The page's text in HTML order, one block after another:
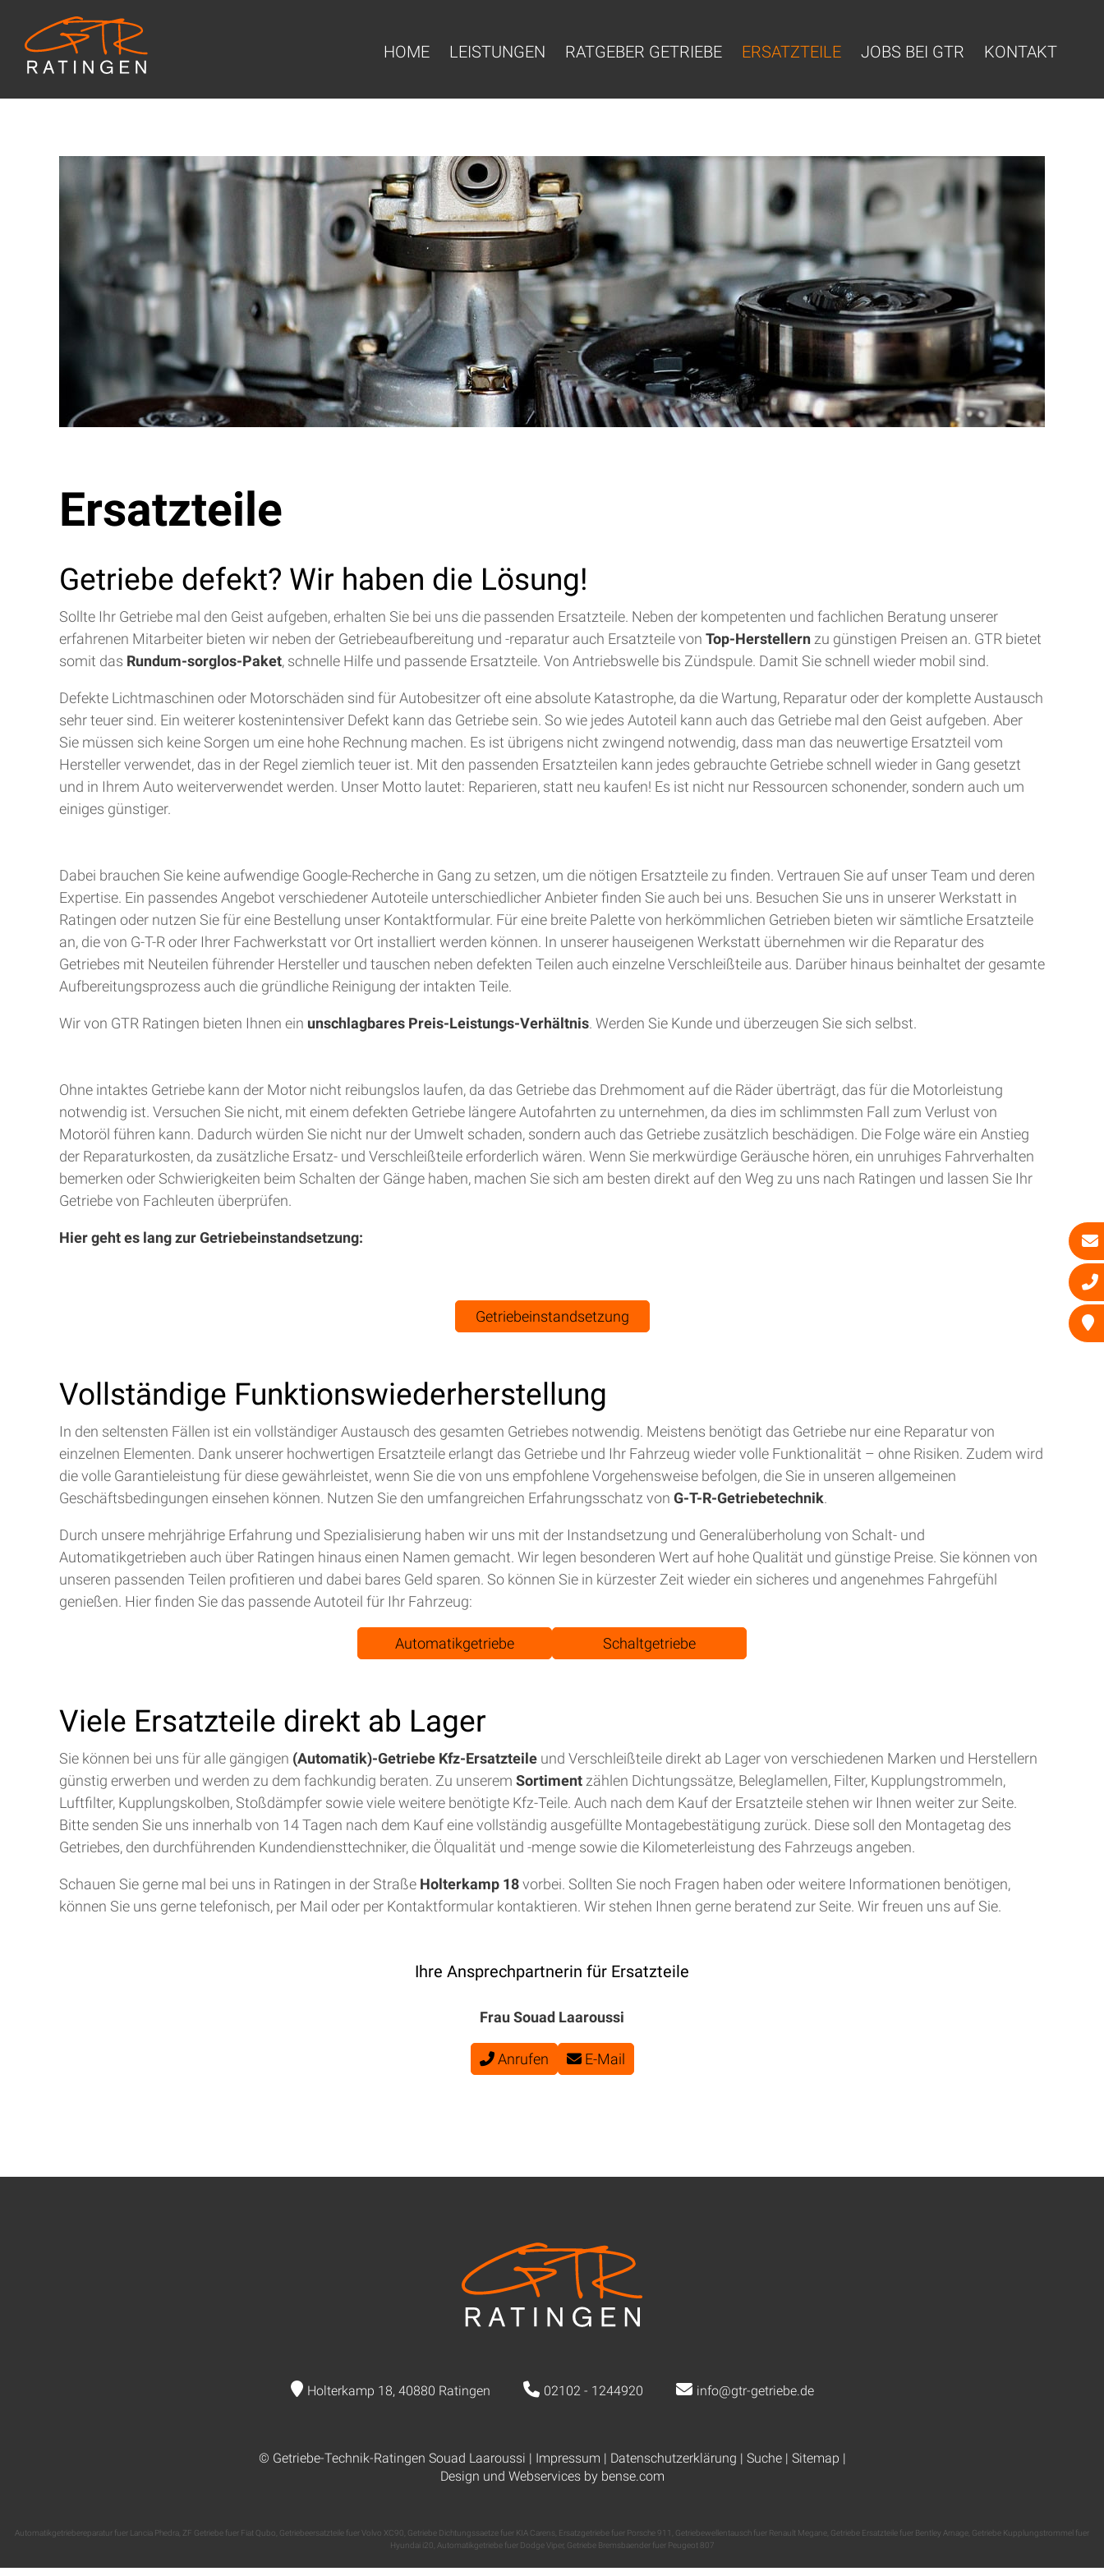
HOME LEISTUNGEN RATGEBER GETRIEBE ERSATZTEILE JOBS BEI GTR KONTAKT
Ersatzteile
Getriebe defekt? Wir haben die Lösung!
Sollte Ihr Getriebe mal den Geist aufgeben, erhalten Sie bei uns die passenden Ersatzteile. Neben der kompetenten und fachlichen Beratung unserer
erfahrenen Mitarbeiter bieten wir neben der Getriebeaufbereitung und -reparatur auch Ersatzteile von Top-Herstellern zu günstigen Preisen an. GTR bietet
somit das Rundum-sorglos-Paket, schnelle Hilfe und passende Ersatzteile. Von Antriebswelle bis Zündspule. Damit Sie schnell wieder mobil sind.
Defekte Lichtmaschinen oder Motorschäden sind für Autobesitzer oft eine absolute Katastrophe, da die Wartung, Reparatur oder der komplette Austausch
sehr teuer sind. Ein weiterer kostenintensiver Defekt kann das Getriebe sein. So wie jedes Autoteil kann auch das Getriebe mal den Geist aufgeben. Aber
Sie müssen sich keine Sorgen um eine hohe Rechnung machen. Es ist übrigens nicht zwingend notwendig, dass man das neuwertige Ersatzteil vom
Hersteller verwendet, das in der Regel ziemlich teuer ist. Mit den passenden Ersatzteilen kann jedes gebrauchte Getriebe schnell wieder in Gang gesetzt
und in Ihrem Auto weiterverwendet werden. Unser Motto lautet: Reparieren, statt neu kaufen! Es ist nicht nur Ressourcen schonender, sondern auch um
einiges günstiger.
Dabei brauchen Sie keine aufwendige Google-Recherche in Gang zu setzen, um die nötigen Ersatzteile zu finden. Vertrauen Sie auf unser Team und deren
Expertise. Ein passendes Angebot verschiedener Autoteile unterschiedlicher Anbieter finden Sie auch bei uns. Besuchen Sie uns in unserer Werkstatt in
Ratingen oder nutzen Sie für eine Bestellung unser Kontaktformular. Für eine breite Palette von herkömmlichen Getrieben bieten wir sämtliche Ersatzteile
an, die von G-T-R oder Ihrer Fachwerkstatt vor Ort installiert werden können. In unserer hauseigenen Werkstatt übernehmen wir die Reparatur des
Getriebes mit Neuteilen führender Hersteller und tauschen neben defekten Teilen auch einzelne Verschleißteile aus. Darüber hinaus beinhaltet der gesamte
Aufbereitungsprozess auch die gründliche Reinigung der intakten Teile.
Wir von GTR Ratingen bieten Ihnen ein unschlagbares Preis-Leistungs-Verhältnis. Werden Sie Kunde und überzeugen Sie sich selbst.
Ohne intaktes Getriebe kann der Motor nicht reibungslos laufen, da das Getriebe das Drehmoment auf die Räder überträgt, das für die Motorleistung
notwendig ist. Versuchen Sie nicht, mit einem defekten Getriebe längere Autofahrten zu unternehmen, da dies im schlimmsten Fall zum Verlust von
Motoröl führen kann. Dadurch würden Sie nicht nur der Umwelt schaden, sondern auch das Getriebe zusätzlich beschädigen. Die Folge wäre ein Anstieg
der Reparaturkosten, da zusätzliche Ersatz- und Verschleißteile erforderlich wären. Wenn Sie merkwürdige Geräusche hören, ein unruhiges Fahrverhalten
bemerken oder Schwierigkeiten beim Schalten der Gänge haben, machen Sie sich am besten direkt auf den Weg zu uns nach Ratingen und lassen Sie Ihr
Getriebe von Fachleuten überprüfen.
Hier geht es lang zur Getriebeinstandsetzung:
Getriebeinstandsetzung
Vollständige Funktionswiederherstellung
In den seltensten Fällen ist ein vollständiger Austausch des gesamten Getriebes notwendig. Meistens benötigt das Getriebe nur eine Reparatur von
einzelnen Elementen. Dank unserer hochwertigen Ersatzteile erlangt das Getriebe und Ihr Fahrzeug wieder volle Funktionalität – ohne Risiken. Zudem wird
die volle Garantieleistung für diese gewährleistet, wenn Sie die von uns empfohlene Vorgehensweise befolgen, die Sie in unseren allgemeinen
Geschäftsbedingungen einsehen können. Nutzen Sie den umfangreichen Erfahrungsschatz von G-T-R-Getriebetechnik.
Durch unsere mehrjährige Erfahrung und Spezialisierung haben wir uns mit der Instandsetzung und Generalüberholung von Schalt- und
Automatikgetrieben auch über Ratingen hinaus einen Namen gemacht. Wir legen besonderen Wert auf hohe Qualität und günstige Preise. Sie können von
unseren passenden Teilen profitieren und dabei bares Geld sparen. So können Sie in kürzester Zeit wieder ein sicheres und angenehmes Fahrgefühl
genießen. Hier finden Sie das passende Autoteil für Ihr Fahrzeug:
Automatikgetriebe Schaltgetriebe
Viele Ersatzteile direkt ab Lager
Sie können bei uns für alle gängigen (Automatik)-Getriebe Kfz-Ersatzteile und Verschleißteile direkt ab Lager von verschiedenen Marken und Herstellern
günstig erwerben und werden zu dem fachkundig beraten. Zu unserem Sortiment zählen Dichtungssätze, Beleglamellen, Filter, Kupplungstrommeln,
Luftfilter, Kupplungskolben, Stoßdämpfer sowie viele weitere benötigte Kfz-Teile. Auch nach dem Kauf der Ersatzteile stehen wir Ihnen weiter zur Seite.
Bitte senden Sie uns innerhalb von 14 Tagen nach dem Kauf eine vollständig ausgefüllte Montagebestätigung zurück. Diese soll den Montagetag des
Getriebes, den durchführenden Kundendiensttechniker, die Ölqualität und -menge sowie die Kilometerleistung des Fahrzeugs angeben.
Schauen Sie gerne mal bei uns in Ratingen in der Straße Holterkamp 18vorbei. Sollten Sie noch Fragen haben oder weitere Informationen benötigen,
können Sie uns gerne telefonisch, per Mail oder per Kontaktformular kontaktieren. Wir stehen Ihnen gerne beratend zur Seite. Wir freuen uns auf Sie.
Ihre Ansprechpartnerin für Ersatzteile
Frau Souad Laaroussi
Anrufen E-Mail
Holterkamp 18, 40880 Ratingen 02102 - 1244920 info@gtr-getriebe.de
© Getriebe-Technik-Ratingen Souad Laaroussi | Impressum | Datenschutzerklärung | Suche| Sitemap |
Design und Webservices by bense.com
Automatikgetriebereparatur fuer Lancia Phedra ZF Getriebe fuer Fiat Qubo Getriebeersatzteile fuer Volvo XC90 Getriebe Dichtungssaetze fuer KIA Carens Ersatzgetriebe fuer Porsche 911 Getriebewellentausch fuer Renault Megane Getriebe Ersatzteile fuer Bentley Arnage Getriebe Kupplungstrommel fuer
Hyundai i20 Automatikgetriebe fuer Dodge Viper, Getriebe Bremsbaender fuer Peugeot 807